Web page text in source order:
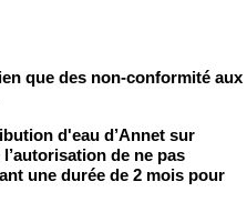
que des non-conformité aux
d'eau d’Annet sur
l’autorisation de ne pas
une durée de 2 mois pour